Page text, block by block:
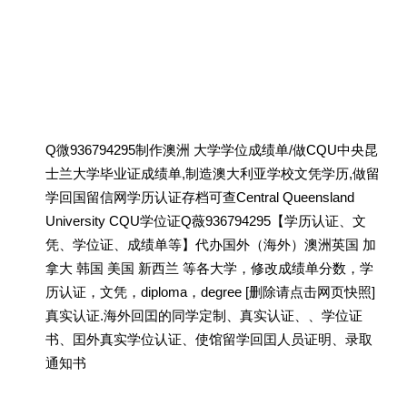
Q微936794295制作澳洲 大学学位成绩单/做CQU中央昆
士兰大学毕业证成绩单,制造澳大利亚学校文凭学历,做留
学回国留信网学历认证存档可查Central Queensland
University CQU学位证Q薇936794295【学历认证、文
凭、学位证、成绩单等】代办国外（海外）澳洲英国 加
拿大 韩国 美国 新西兰 等各大学，修改成绩单分数，学
历认证，文凭，diploma，degree [删除请点击网页快照]
真实认证.海外回囯的同学定制、真实认证、、学位证
书、囯外真实学位认证、使馆留学回囯人员证明、录取
通知书